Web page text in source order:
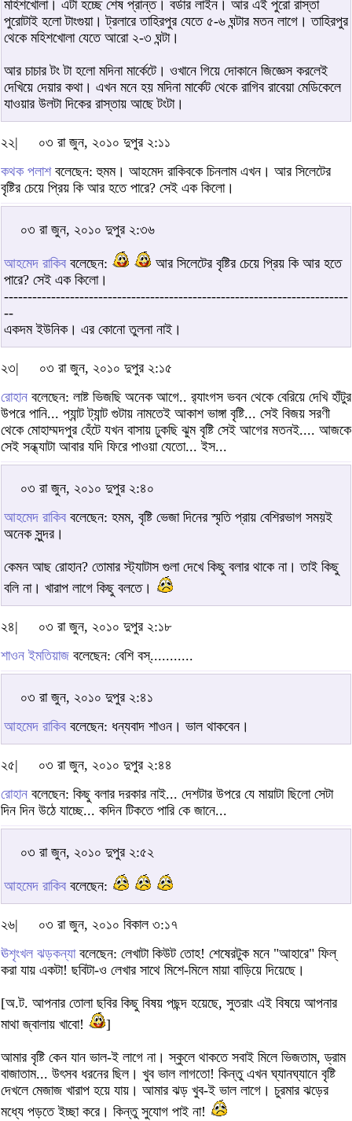
মহিশখোলা। এটা হচ্ছে শেষ প্রান্ত। বর্ডার লাইন। আর এই পুরো রাস্তা
পুরোটাই হলো টাংগুয়া। ট্রলারে তাহিরপুর যেতে ৫-৬ ঘন্টার মতন লাগে। তাহিরপুর
থেকে মহিশখোলা যেতে আরো ২-৩ ঘন্টা।
আর চাচার টং টা হলো মদিনা মার্কেটে। ওখানে গিয়ে দোকানে জিজ্ঞেস করলেই
দেখিয়ে দেয়ার কথা। এখন মনে হয় মদিনা মার্কেট থেকে রাগিব রাবেয়া মেডিকেলে
যাওয়ার উলটা দিকের রাস্তায় আছে টংটা।
২২|
০৩ রা জুন, ২০১০ দুপুর ২:১১
কথক পলাশবলেছেন: হুমম। আহমেদ রাকিবকে চিনলাম এখন। আর সিলেটের
বৃষ্টির চেয়ে প্রিয় কি আর হতে পারে? সেই এক কিলো।
০৩ রা জুন, ২০১০ দুপুর ২:৩৬
আহমেদ রাকিব বলেছেন:
আর সিলেটের বৃষ্টির চেয়ে প্রিয় কি আর হতে
পারে? সেই এক কিলো।
-------------------------------------------------------------------------
--
একদম ইউনিক। এর কোনো তুলনা নাই।
২৩|
০৩ রা জুন, ২০১০ দুপুর ২:১৫
রোহান বলেছেন: লাষ্ট ভিজছি অনেক আগে.. র‌্যাংগস ভবন থেকে বেরিয়ে দেখি হাঁটুর
উপরে পানি... প্যান্ট ট্যান্ট গুটায় নামতেই আকাশ ভাঙ্গা বৃষ্টি... সেই বিজয় সরণী
থেকে মোহাম্মদপুর হেঁটে যখন বাসায় ঢুকছি ঝুম বৃষ্টি সেই আগের মতনই.... আজকে
সেই সন্ধ্যাটা আবার যদি ফিরে পাওয়া যেতো... ইস...
০৩ রা জুন, ২০১০ দুপুর ২:৪০
আহমেদ রাকিব বলেছেন: হমম, বৃষ্টি ভেজা দিনের স্মৃতি প্রায় বেশিরভাগ সময়ই
অনেক সুন্দর।
কেমন আছ রোহান? তোমার স্ট্যাটাস গুলা দেখে কিছু বলার থাকে না। তাই কিছু
বলি না। খারাপ লাগে কিছু বলতে।
২৪|
০৩ রা জুন, ২০১০ দুপুর ২:১৮
শাওন ইমতিয়াজ বলেছেন: বেশি বস্‌...........
০৩ রা জুন, ২০১০ দুপুর ২:৪১
আহমেদ রাকিব বলেছেন: ধন্যবাদ শাওন। ভাল থাকবেন।
২৫|
০৩ রা জুন, ২০১০ দুপুর ২:৪৪
রোহান বলেছেন: কিছু বলার দরকার নাই... দেশটার উপরে যে মায়াটা ছিলো সেটা
দিন দিন উঠে যাচ্ছে... কদিন টিকতে পারি কে জানে...
০৩ রা জুন, ২০১০ দুপুর ২:৫২
আহমেদ রাকিব বলেছেন:
২৬|
০৩ রা জুন, ২০১০ বিকাল ৩:১৭
ঊশৃংখল ঝড়কন্যাবলেছেন: লেখাটা কিউট তোহ! শেষেরটুক মনে "আহারে" ফিল্‌
করা যায় একটা! ছবিটা-ও লেখার সাথে মিশে-মিলে মায়া বাড়িয়ে দিয়েছে।
[অ.ট. আপনার তোলা ছবির কিছু বিষয় পছন্দ হয়েছে, সুতরাং এই বিষয়ে আপনার
মাথা জ্বালায় খাবো!
]
আমার বৃষ্টি কেন যান ভাল-ই লাগে না। স্কুলে থাকতে সবাই মিলে ভিজতাম, ড্রাম
বাজাতাম... উৎসব ধরনের ছিল। খুব ভাল লাগতো! কিন্তু এখন ঘ্যানঘ্যানে বৃষ্টি
দেখলে মেজাজ খারাপ হয়ে যায়। আমার ঝড় খুব-ই ভাল লাগে। চুরমার ঝড়ের
মধ্যে পড়তে ইচ্ছা করে। কিন্তু সুযোগ পাই না!